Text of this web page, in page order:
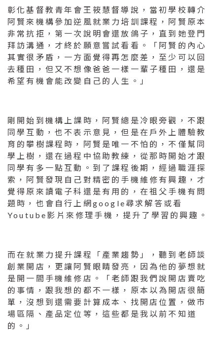
彰化基督教青年會王筱慧督導說，當初學校轉介
阿賢來機構參加逆風就業力培訓課程，阿賢原本
非常抗拒，第一次說明會還放鴿子，直到她登門
拜訪溝通，才終於願意嘗試看看。「阿賢的內心
其實很矛盾，一方面覺得再怎麼差，至少可以回
去種田，但又不想像爸爸一樣一輩子種田，還是
希望有機會能改變自己的人生。」
剛開始到機構上課時，阿賢總是冷眼旁觀，不跟
同學互動，也不表示意見，但是在戶外上體驗教
育的攀樹課程時，阿賢是唯一不怕的，不僅幫同
學上樹，還在過程中協助教練，從那時開始才跟
同學有多一點互動。到了課程後期，經過職涯探
索，阿賢發現自己對精密的手機維修有興趣，才
覺得原來讀電子科還是有用的，在祖父手機有問
題時，也會自行上網google尋求解答或看
Youtube影片來修理手機，提升了學習的興趣。
而在就業力提升課程「產業趨勢」，聽到老師談
創業開店，更讓阿賢眼睛發亮，因為他的夢想就
是開一間手機維修店。「老師跟我們說開店賣吃
的事情，跟我想的都不一樣，原本以為開店很簡
單，沒想到還需要計算成本、找開店位置，做市
場區隔、產品定位等，這些都是我以前不知道
的。」